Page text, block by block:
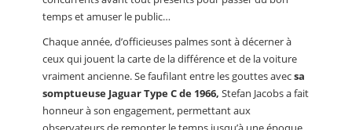
temps et amuser le public…
Chaque année, d’officieuses palmes sont à décerner à
ceux qui jouent la carte de la différence et de la voiture
vraiment ancienne. Se faufilant entre les gouttes avecsa
somptueuse Jaguar Type C de 1966, Stefan Jacobs a fait
honneur à son engagement, permettant aux